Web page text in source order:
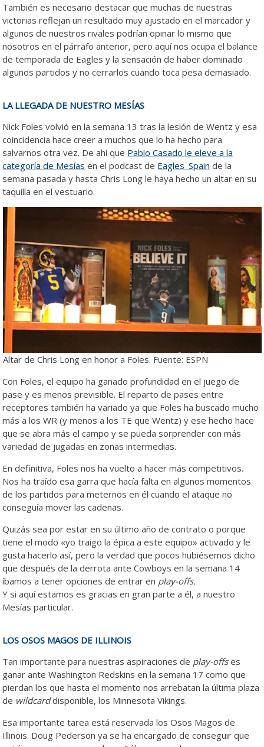
También es necesario destacar que muchas de nuestras
victorias reflejan un resultado muy ajustado en el marcador y
algunos de nuestros rivales podrían opinar lo mismo que
nosotros en el párrafo anterior, pero aquí nos ocupa el balance
de temporada de Eagles y la sensación de haber dominado
algunos partidos y no cerrarlos cuando toca pesa demasiado.
LA LLEGADA DE NUESTRO MESÍAS
Nick Foles volvió en la semana 13 tras la lesión de Wentz y esa
coincidencia hace creer a muchos que lo ha hecho para
salvarnos otra vez. De ahí que Pablo Casado le eleve a la
categoría de Mesías en el podcast de Eagles_Spain de la
semana pasada y hasta Chris Long le haya hecho un altar en su
taquilla en el vestuario.
Altar de Chris Long en honor a Foles. Fuente: ESPN
Con Foles, el equipo ha ganado profundidad en el juego de
pase y es menos previsible. El reparto de pases entre
receptores también ha variado ya que Foles ha buscado mucho
más a los WR (y menos a los TE que Wentz) y ese hecho hace
que se abra más el campo y se pueda sorprender con más
variedad de jugadas en zonas intermedias.
En definitiva, Foles nos ha vuelto a hacer más competitivos.
Nos ha traído esa garra que hacía falta en algunos momentos
de los partidos para meternos en él cuando el ataque no
conseguía mover las cadenas.
Quizás sea por estar en su último año de contrato o porque
tiene el modo «yo traigo la épica a este equipo» activado y le
gusta hacerlo así, pero la verdad que pocos hubiésemos dicho
que después de la derrota ante Cowboys en la semana 14
íbamos a tener opciones de entrar en play-offs.
Y si aquí estamos es gracias en gran parte a él, a nuestro
Mesías particular.
LOS OSOS MAGOS DE ILLINOIS
Tan importante para nuestras aspiraciones de play-offses
ganar ante Washington Redskins en la semana 17 como que
pierdan los que hasta el momento nos arrebatan la última plaza
de wildcarddisponible, los Minnesota Vikings.
Esa importante tarea está reservada los Osos Magos de
Illinois. Doug Pederson ya se ha encargado de conseguir que